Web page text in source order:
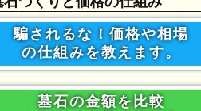
騙されるな！価格や相場
の仕組みを教えます。
墓石の金額を比較